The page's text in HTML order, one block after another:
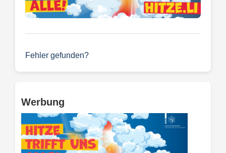
Fehler gefunden?
Werbung